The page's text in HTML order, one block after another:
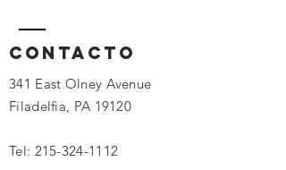
Contacto
341 East Olney Avenue
Filadelfia, PA 19120
Tel: 215-324-1112